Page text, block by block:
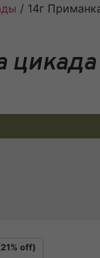
/ 14г
off)